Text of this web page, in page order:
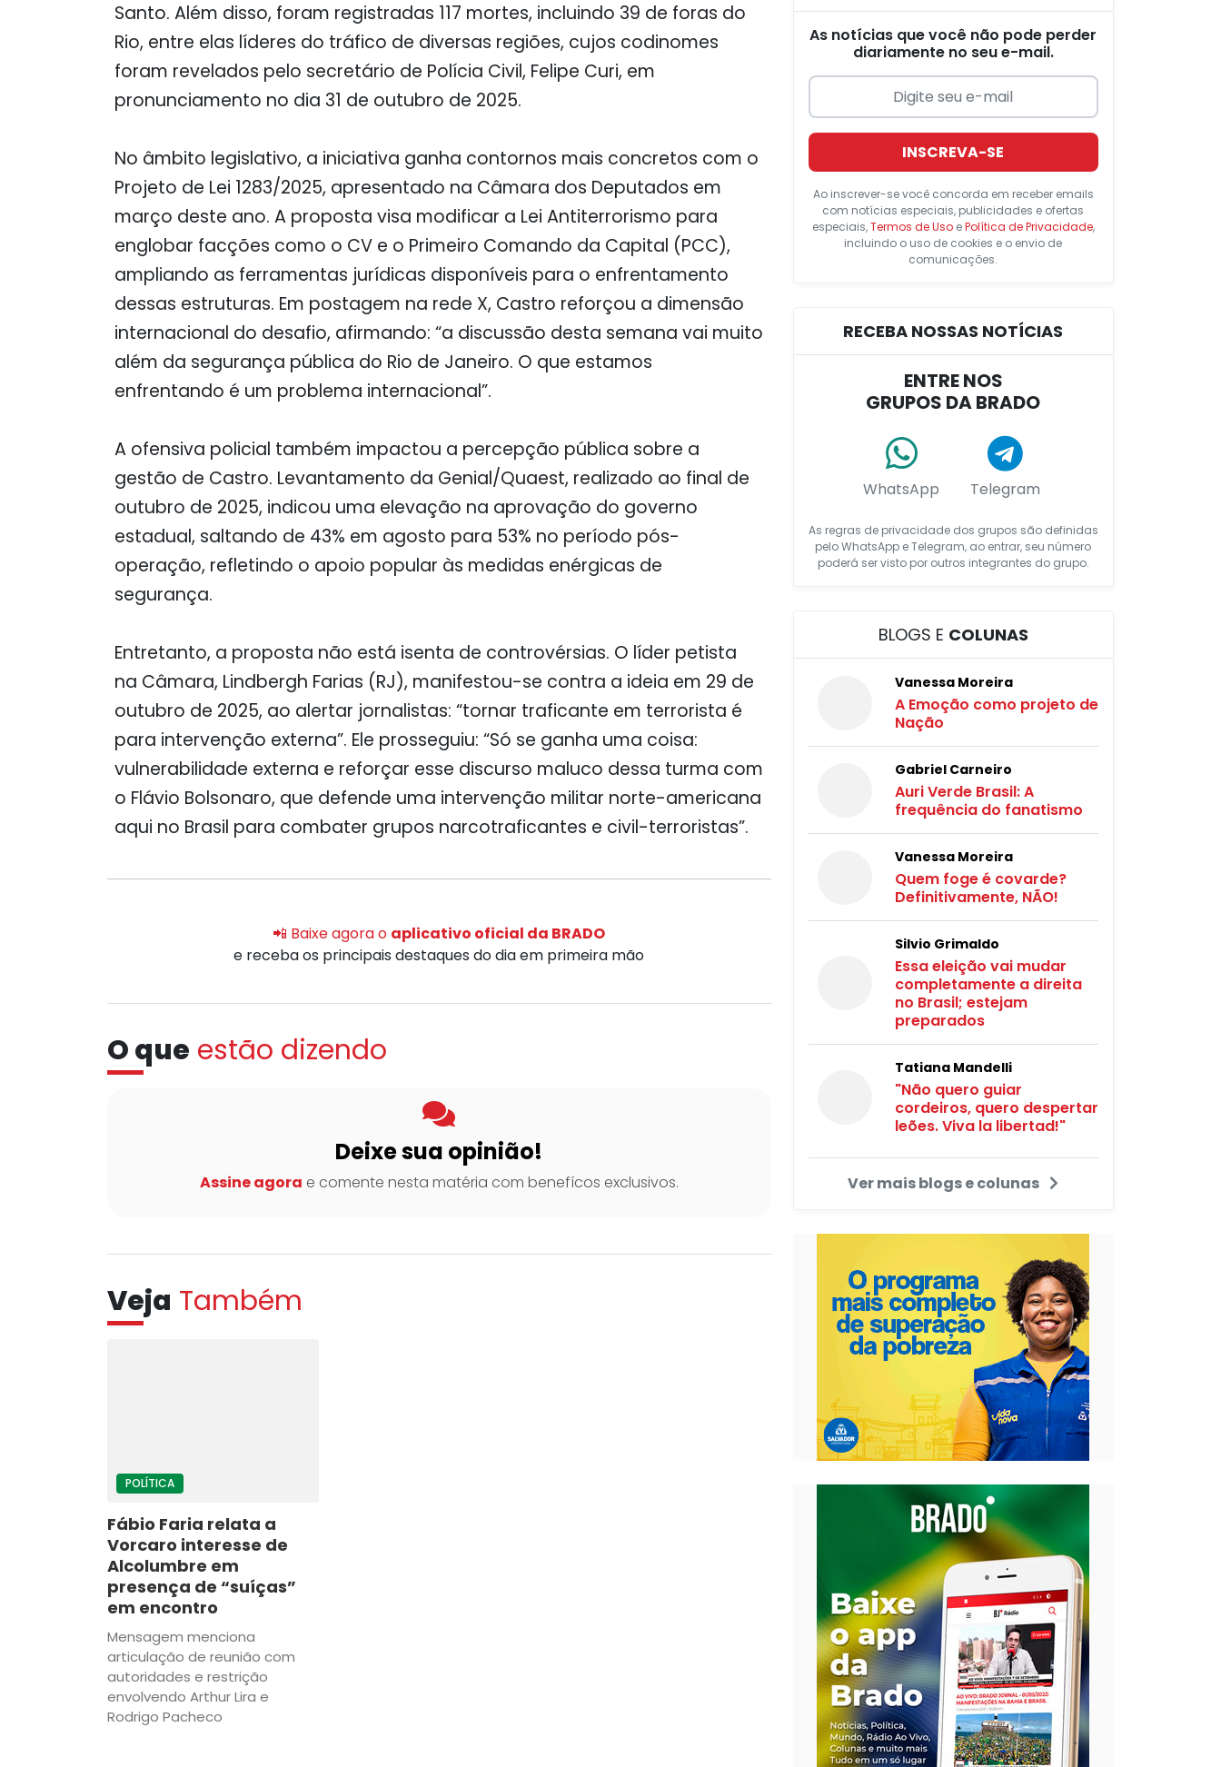
Santo. Além disso, foram registradas 117 mortes, incluindo 39 de foras do
Rio, entre elas líderes do tráfico de diversas regiões, cujos codinomes
foram revelados pelo secretário de Polícia Civil, Felipe Curi, em
pronunciamento no dia 31 de outubro de 2025.
No âmbito legislativo, a iniciativa ganha contornos mais concretos com o
Projeto de Lei 1283/2025, apresentado na Câmara dos Deputados em
março deste ano. A proposta visa modificar a Lei Antiterrorismo para
englobar facções como o CV e o Primeiro Comando da Capital (PCC),
ampliando as ferramentas jurídicas disponíveis para o enfrentamento
dessas estruturas. Em postagem na rede X, Castro reforçou a dimensão
internacional do desafio, afirmando: “a discussão desta semana vai muito
além da segurança pública do Rio de Janeiro. O que estamos
enfrentando é um problema internacional”.
A ofensiva policial também impactou a percepção pública sobre a
gestão de Castro. Levantamento da Genial/Quaest, realizado ao final de
outubro de 2025, indicou uma elevação na aprovação do governo
estadual, saltando de 43% em agosto para 53% no período pós-
operação, refletindo o apoio popular às medidas enérgicas de
segurança.
Entretanto, a proposta não está isenta de controvérsias. O líder petista
na Câmara, Lindbergh Farias (RJ), manifestou-se contra a ideia em 29 de
outubro de 2025, ao alertar jornalistas: “tornar traficante em terrorista é
para intervenção externa”. Ele prosseguiu: “Só se ganha uma coisa:
vulnerabilidade externa e reforçar esse discurso maluco dessa turma com
o Flávio Bolsonaro, que defende uma intervenção militar norte-americana
aqui no Brasil para combater grupos narcotraficantes e civil-terroristas”.
📲 Baixe agora o aplicativo oficial da BRADO
e receba os principais destaques do dia em primeira mão
O que estão dizendo
Deixe sua opinião!
Assine agora e comente nesta matéria com benefícos exclusivos.
Veja Também
POLÍTICA
Fábio Faria relata a
Vorcaro interesse de
Alcolumbre em
presença de “suíças”
em encontro
Mensagem menciona
articulação de reunião com
autoridades e restrição
envolvendo Arthur Lira e
Rodrigo Pacheco
As notícias que você não pode perder
diariamente no seu e-mail.
INSCREVA-SE
Ao inscrever-se você concorda em receber emails
com notícias especiais, publicidades e ofertas
especiais,Termos de UsoePolítica de Privacidade,
incluindo o uso de cookies e o envio de
comunicações.
RECEBA NOSSAS NOTÍCIAS
ENTRE NOS
GRUPOS DA BRADO
WhatsApp Telegram
As regras de privacidade dos grupos são definidas
pelo WhatsApp e Telegram, ao entrar, seu número
poderá ser visto por outros integrantes do grupo.
BLOGS E COLUNAS
Vanessa Moreira
A Emoção como projeto de
Nação
Gabriel Carneiro
Auri Verde Brasil: A
frequência do fanatismo
Vanessa Moreira
Quem foge é covarde?
Definitivamente, NÃO!
Silvio Grimaldo
Essa eleição vai mudar
completamente a direita
no Brasil; estejam
preparados
Tatiana Mandelli
"Não quero guiar
cordeiros, quero despertar
leões. Viva la libertad!"
Ver mais blogs e colunas